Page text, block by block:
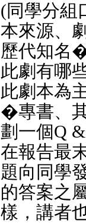
(同學分
本來源、
歷代知名
此劇有哪
此劇本為
�專書、
劃一個Q
在報告最
題向同學
的答案之
樣，講者